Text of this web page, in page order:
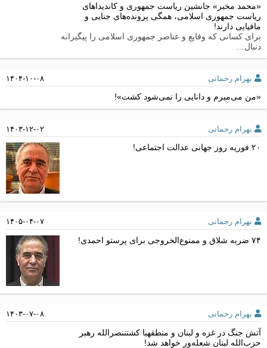
«محمد مخبر» جانشین ریاست جمهوری و کاندیداهای
ریاست جمهوری اسلامی، همگی پرونده‌های جنایی و
مافیایی دارند!
برای کسانی که وقایع و عناصر جمهوری اسلامی را پیگیرانه
دنبال…
بهرام رحمانی ۱۴۰۴-۱۰-۰۸
«من می‌میرم و دانایی را نمی‌شود کشت»!
بهرام رحمانی ۱۴۰۳-۱۲-۰۲
۲۰ فوریه روز جهانی عدالت اجتماعی!
بهرام رحمانی ۱۴۰۵-۰۴-۰۷
۷۴ ضربه شلاق و ممنوع‌الخروجی برای پرستو احمدی!
بهرام رحمانی ۱۴۰۳-۰۷-۰۸
آتش جنگ در غزه و لبنان و منطقهبا کشتننصرالله رهبر
حزب‌الله لبنان شعله‌ور خواهد شد!